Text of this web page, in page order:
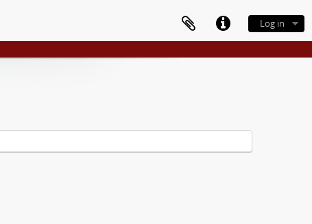
Log in